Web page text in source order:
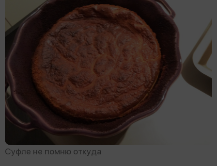
Cуфле не помню откуда